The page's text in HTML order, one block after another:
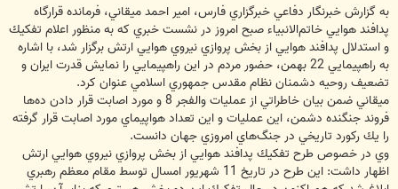
به گزارش خبرنگار دفاعي خبرگزاري فارس، امير احمد ميقاني، فرمانده قرارگاه
پدافند هوايي خاتم‌الانبياء صبح امروز در نشست خبري كه به منظور اعلام تفكيك
و استدلال پدافند هوايي از بخش پروازي نيروي هوايي ارتش برگزار شد، با اشاره
به راهپيمايي 22 بهمن، حضور مردم در اين راهپيمايي را نمايش قدرت ايران و
تضعيف روحيه دشمنان نظام مقدس جمهوري اسلامي عنوان كرد.
ميقاني ضمن بيان خاطراتي از عمليات والفجر 8 و مورد اصابت قرار دادن ده‌ها
فروند جنگنده دشمن، اين عمليات و اين تعداد هواپيماي مورد اصابت قرار گرفته
را يك ركورد تاريخي در جنگ‌هاي امروزي جهان دانست.
وي در خصوص طرح تفكيك پدافند هوايي از بخش پروازي نيروي هوايي ارتش
اظهار داشت: اين طرح در تاريخ 11 شهريور امسال توسط مقام معظم رهبري